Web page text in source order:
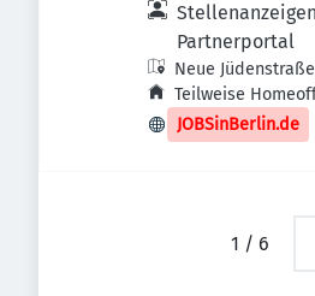
Partnerportal
Neue
Deutschland
Teilweise
JOBSinBerlin.de
1 / 6